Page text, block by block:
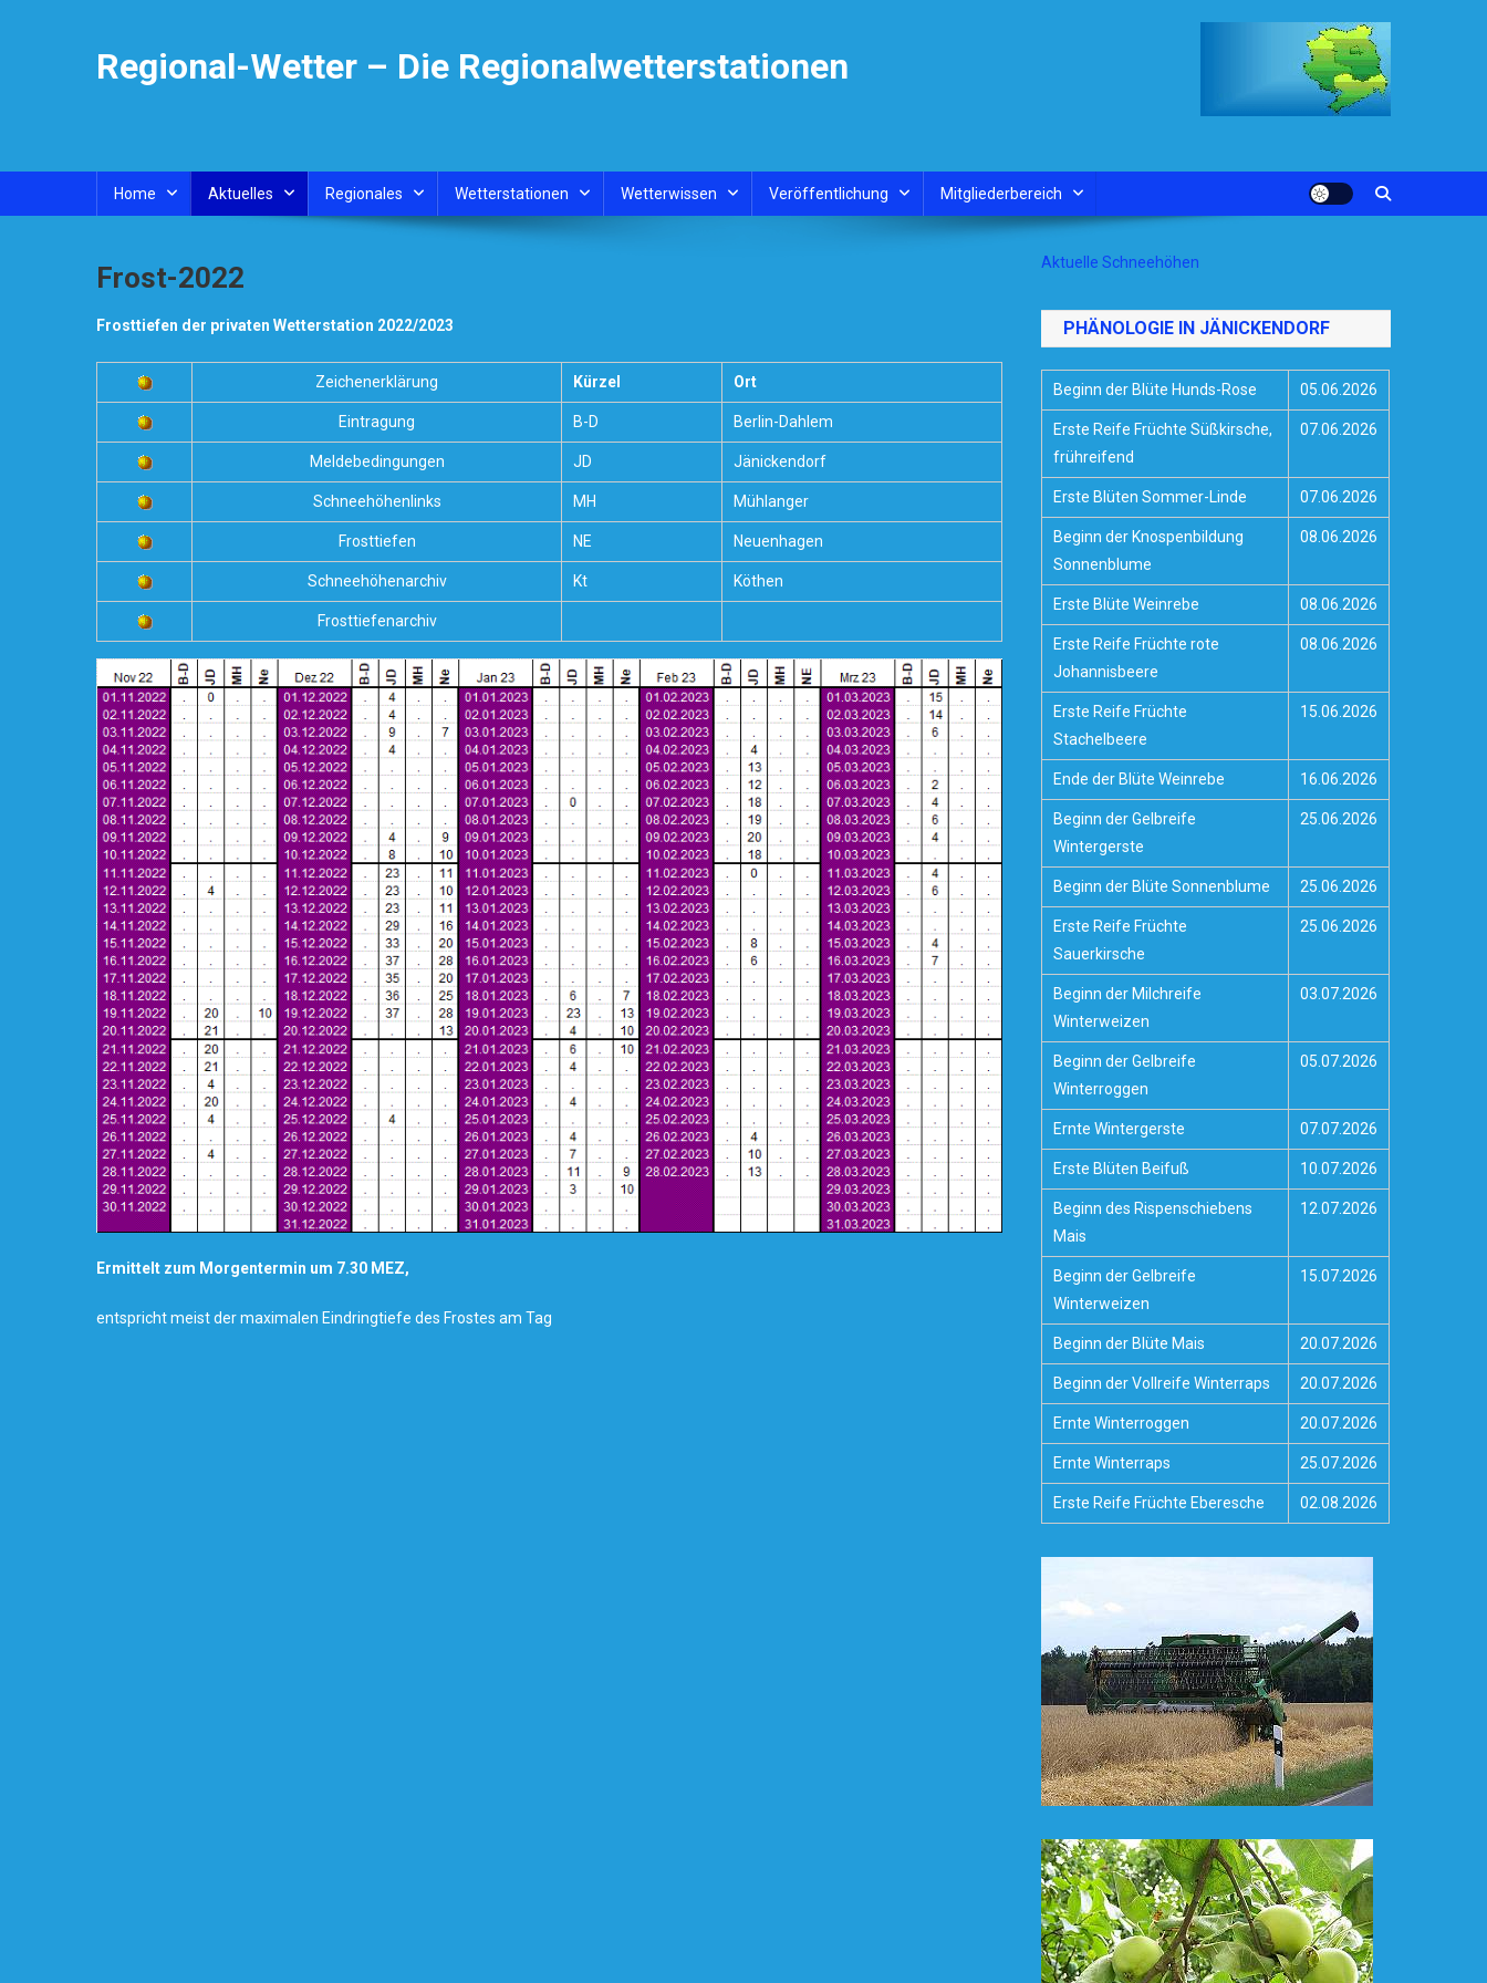
Regional-Wetter – Die Regionalwetterstationen
Home Aktuelles Regionales Wetterstationen Wetterwissen Veröffentlichung Mitgliederbereich
Frost-2022
Frosttiefen der privaten Wetterstation 2022/2023
Zeichenerklärung Kürzel Ort
Eintragung B-D Berlin-Dahlem
Meldebedingungen JD Jänickendorf
Schneehöhenlinks MH Mühlanger
Frosttiefen NE Neuenhagen
Schneehöhenarchiv Kt Köthen
Frosttiefenarchiv
Ermittelt zum Morgentermin um 7.30 MEZ,
entspricht meist der maximalen Eindringtiefe des Frostes am Tag
Aktuelle Schneehöhen
PHÄNOLOGIE IN JÄNICKENDORF
Beginn der Blüte Hunds-Rose 05.06.2026
Erste Reife Früchte Süßkirsche,
frühreifend
07.06.2026
Erste Blüten Sommer-Linde 07.06.2026
Beginn der Knospenbildung
Sonnenblume
08.06.2026
Erste Blüte Weinrebe 08.06.2026
Erste Reife Früchte rote
Johannisbeere
08.06.2026
Erste Reife Früchte
Stachelbeere
15.06.2026
Ende der Blüte Weinrebe 16.06.2026
Beginn der Gelbreife
Wintergerste
25.06.2026
Beginn der Blüte Sonnenblume 25.06.2026
Erste Reife Früchte
Sauerkirsche
25.06.2026
Beginn der Milchreife
Winterweizen
03.07.2026
Beginn der Gelbreife
Winterroggen
05.07.2026
Ernte Wintergerste 07.07.2026
Erste Blüten Beifuß 10.07.2026
Beginn des Rispenschiebens
Mais
12.07.2026
Beginn der Gelbreife
Winterweizen
15.07.2026
Beginn der Blüte Mais 20.07.2026
Beginn der Vollreife Winterraps 20.07.2026
Ernte Winterroggen 20.07.2026
Ernte Winterraps 25.07.2026
Erste Reife Früchte Eberesche 02.08.2026